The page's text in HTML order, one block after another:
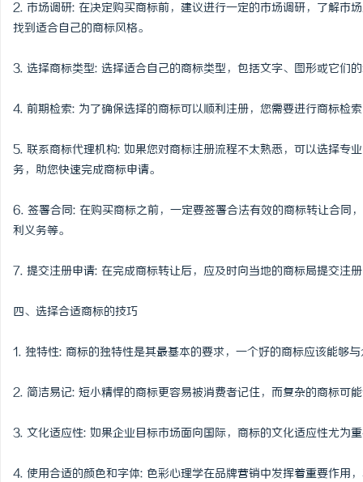
2. 市场调研: 在决定购买商标前，建议进行一定的市场调研，了解市
找到适合自己的商标风格。
3. 选择商标类型: 选择适合自己的商标类型，包括文字、图形或它们
4. 前期检索: 为了确保选择的商标可以顺利注册，您需要进行商标检
5. 联系商标代理机构: 如果您对商标注册流程不太熟悉，可以选择专
务，助您快速完成商标申请。
6. 签署合同: 在购买商标之前，一定要签署合法有效的商标转让合同
利义务等。
7. 提交注册申请: 在完成商标转让后，应及时向当地的商标局提交注
四、选择合适商标的技巧
1. 独特性: 商标的独特性是其最基本的要求，一个好的商标应该能够
2. 简洁易记: 短小精悍的商标更容易被消费者记住，而复杂的商标可
3. 文化适应性: 如果企业目标市场面向国际，商标的文化适应性尤为
4. 使用合适的颜色和字体: 色彩心理学在品牌营销中发挥着重要作用